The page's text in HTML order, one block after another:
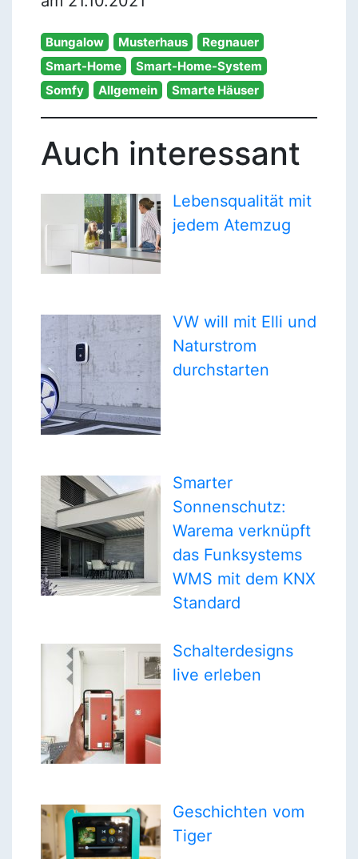
Bungalow Musterhaus
Regnauer
Smart-Home
Smart-Home-System
Somfy
Allgemein Smarte Häuser
Auch interessant
Lebensqualität mit
jedem Atemzug
VW will mit Elli und
Naturstrom
durchstarten
Smarter
Sonnenschutz:
Warema verknüpft
das Funksystems
WMS mit dem KNX
Standard
Schalterdesigns
live erleben
Geschichten vom
Tiger